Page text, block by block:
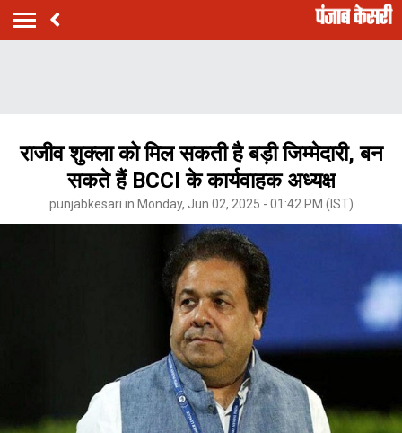
राजीव शुक्ला को मिल सकती है बड़ी जिम्मेदारी, बन
सकते हैं BCCI के कार्यवाहक अध्यक्ष
punjabkesari.in Monday, Jun 02, 2025 - 01:42 PM (IST)